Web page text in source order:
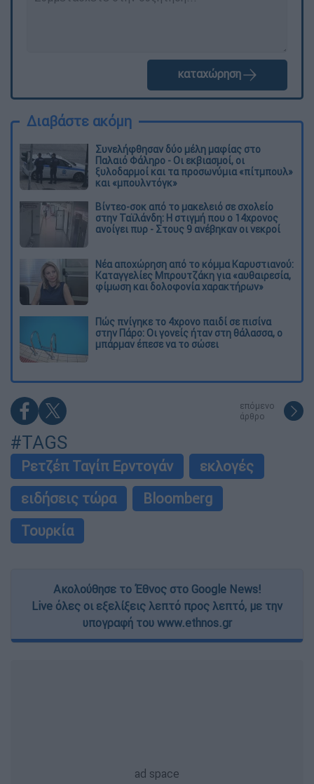
καταχώρηση
Διαβάστε ακόμη
Συνελήφθησαν δύο μέλη μαφίας στο
Παλαιό Φάληρο - Οι εκβιασμοί, οι
ξυλοδαρμοί και τα προσωνύμια «πίτμπουλ»
και «μπουλντόγκ»
Βίντεο-σοκ από το μακελειό σε σχολείο
στην Ταϊλάνδη: Η στιγμή που ο 14χρονος
ανοίγει πυρ - Στους 9 ανέβηκαν οι νεκροί
Νέα αποχώρηση από το κόμμα Καρυστιανού:
Καταγγελίες Μπρουτζάκη για «αυθαιρεσία,
φίμωση και δολοφονία χαρακτήρων»
Πώς πνίγηκε το 4χρονο παιδί σε πισίνα
στην Πάρο: Οι γονείς ήταν στη θάλασσα, ο
μπάρμαν έπεσε να το σώσει
επόμενο
άρθρο
#TAGS
Ρετζέπ Ταγίπ Ερντογάν
εκλογές
ειδήσεις τώρα
Bloomberg
Τουρκία
Ακολούθησε το Έθνος στο Google News!
Live όλες οι εξελίξεις λεπτό προς λεπτό, με την
υπογραφή του www.ethnos.gr